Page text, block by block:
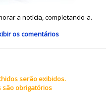
a notícia, completando-a.
os comentários
serão exibidos.
são obrigatórios